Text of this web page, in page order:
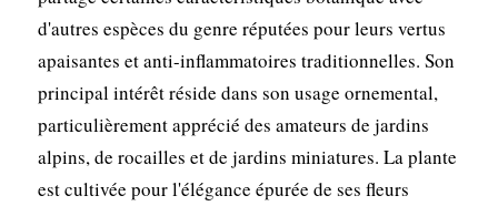
d'autres espèces du genre réputées pour leurs vertus
apaisantes et anti-inflammatoires traditionnelles. Son
principal intérêt réside dans son usage ornemental,
particulièrement apprécié des amateurs de jardins
alpins, de rocailles et de jardins miniatures. La plante
est cultivée pour l'élégance épurée de ses fleurs